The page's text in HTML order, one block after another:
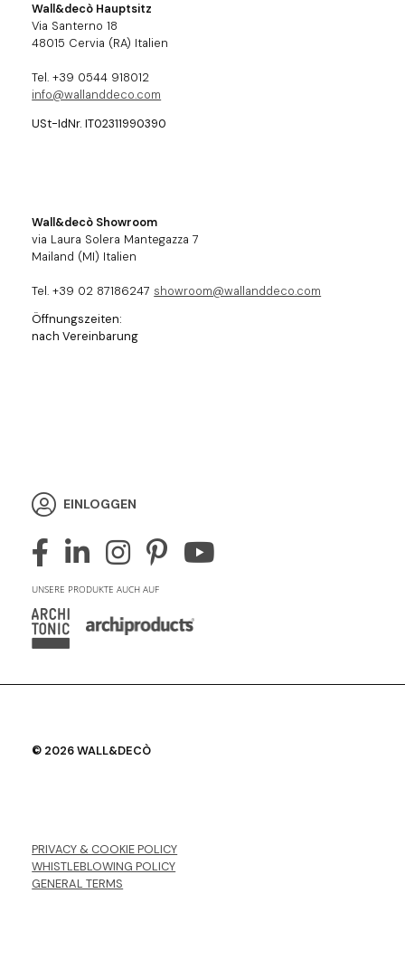
Wall&decò Hauptsitz
Via Santerno 18
48015 Cervia (RA) Italien
Tel. +39 0544 918012
info@wallanddeco.com
USt-IdNr. IT02311990390
Wall&decò Showroom
via Laura Solera Mantegazza 7
Mailand (MI) Italien
Tel. +39 02 87186247 showroom@wallanddeco.com
Öffnungszeiten:
nach Vereinbarung
EINLOGGEN
UNSERE PRODUKTE AUCH AUF
© 2026 WALL&DECÒ
PRIVACY & COOKIE POLICY
WHISTLEBLOWING POLICY
GENERAL TERMS